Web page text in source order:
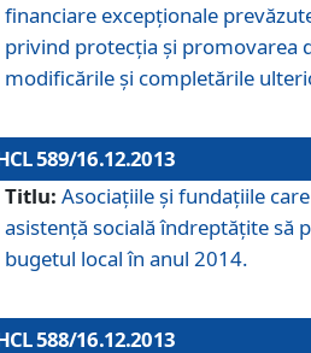
financiare excepţionale
privind protecţia şi promovarea
modificările şi completările
589/16.12.2013
Titlu: Asociaţiile şi fundaţiile
asistenţă socială îndreptăţite să
bugetul local în anul 2014.
588/16.12.2013